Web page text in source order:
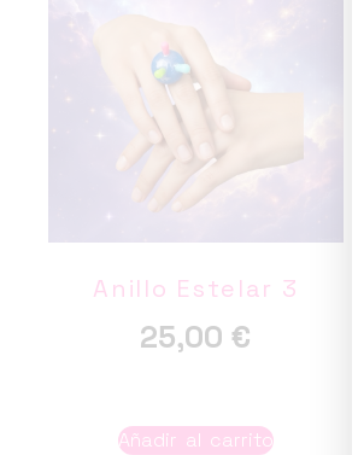
Anillo Estelar 3
25,00 €
Añadir al carrito